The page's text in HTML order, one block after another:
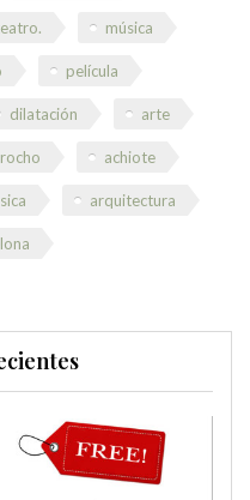
música
película
dilatación arte
achiote
arquitectura